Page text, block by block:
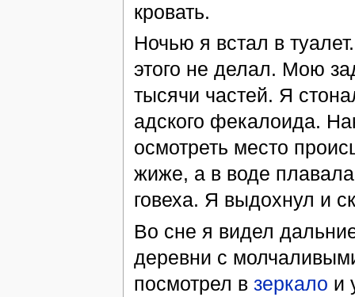
кровать.
Ночью я встал в
этого не делал. Мою
тысячи частей. Я
адского фекалоида.
осмотреть место
жиже, а в воде
говеха. Я выдохнул и
Во сне я видел
деревни с
посмотрел в зеркало и